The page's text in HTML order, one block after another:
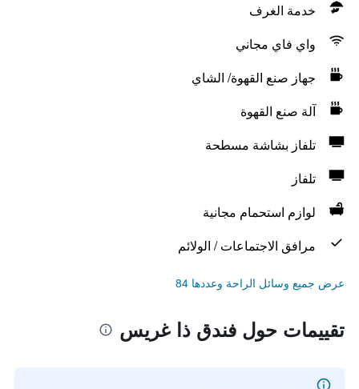
خدمة الغرف
واي فاي مجاني
جهاز صنع القهوة/ الشاي
آلة صنع القهوة
تلفاز بشاشة مسطحة
تلفاز
لوازم استحمام مجانية
مرافق الاجتماعات / الولائم
عرض جميع وسائل الراحة وعددها 84
تقييمات حول فندق ذا غريس